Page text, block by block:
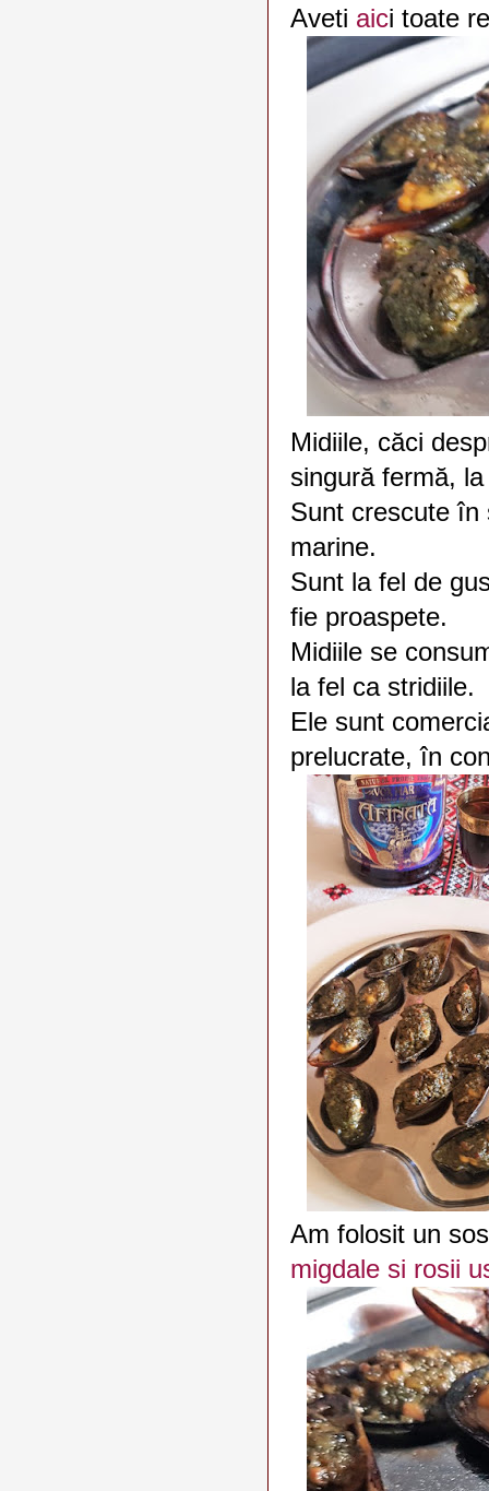
Aveti aici toate
Midiile, căci
singură fermă,
Sunt crescute în
marine.
Sunt la fel de
fie proaspete.
Midiile se
la fel ca stridiile.
Ele sunt
prelucrate, în
Am folosit un
migdale si rosii